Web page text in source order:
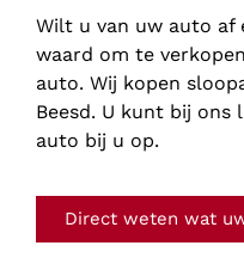
Wilt u van uw auto af
waard om te
auto. Wij kopen
Beesd. U kunt bij ons
auto bij u op.
Direct weten wat